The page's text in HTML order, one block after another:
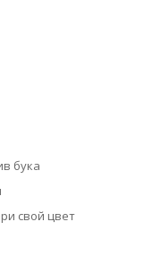
бука
свой цвет